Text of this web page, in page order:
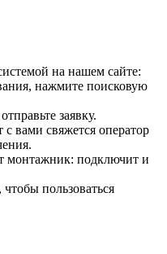
на нашем сайте:
нажмите поисковую
заявку.
вами свяжется оператор
монтажник: подключит и
пользоваться